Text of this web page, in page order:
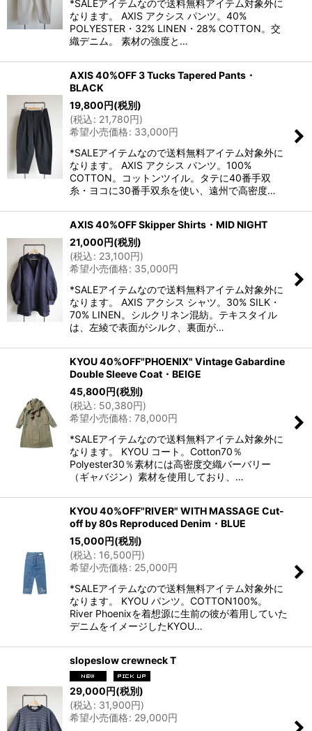
*SALEアイテムなので送料無料アイテム対象外に
なります。 AXIS アクシス パンツ。40%
POLYESTER・32% LINEN・28% COTTON。交
織デニム。 素材の強度と…
AXIS 40%OFF 3 Tucks Tapered Pants・
BLACK
19,800円(税別)
(税込: 21,780円)
希望小売価格: 33,000円
*SALEアイテムなので送料無料アイテム対象外に
なります。 AXIS アクシス パンツ。100%
COTTON。コットンツイル。タテに40番手双
糸・ヨコに30番手双糸を使い、遠州で高密度…
AXIS 40%OFF Skipper Shirts・MID NIGHT
21,000円(税別)
(税込: 23,100円)
希望小売価格: 35,000円
*SALEアイテムなので送料無料アイテム対象外に
なります。 AXIS アクシス シャツ。30% SILK・
70% LINEN。シルクリネン混紡。テキスタイル
は、左綾で表面がシルク、裏面が…
KYOU 40%OFF"PHOENIX" Vintage Gabardine
Double Sleeve Coat・BEIGE
45,800円(税別)
(税込: 50,380円)
希望小売価格: 78,000円
*SALEアイテムなので送料無料アイテム対象外に
なります。 KYOU コート。Cotton70％
Polyester30％素材には高密度交織バーバリー
（ギャバジン）素材を使用しており、…
KYOU 40%OFF"RIVER" WITH MASSAGE Cut-
off by 80s Reproduced Denim・BLUE
15,000円(税別)
(税込: 16,500円)
希望小売価格: 25,000円
*SALEアイテムなので送料無料アイテム対象外に
なります。 KYOU パンツ。COTTON100%。
River Phoenixを着想源に生前の彼が着用していた
デニムをイメージしたKYOU…
slopeslow crewneck T
29,000円(税別)
(税込: 31,900円)
希望小売価格: 29,000円